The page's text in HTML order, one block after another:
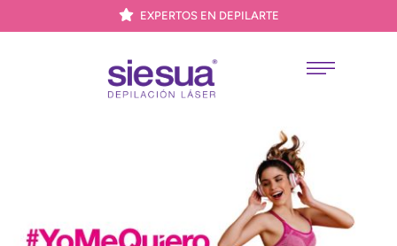
EXPERTOS EN DEPILARTE